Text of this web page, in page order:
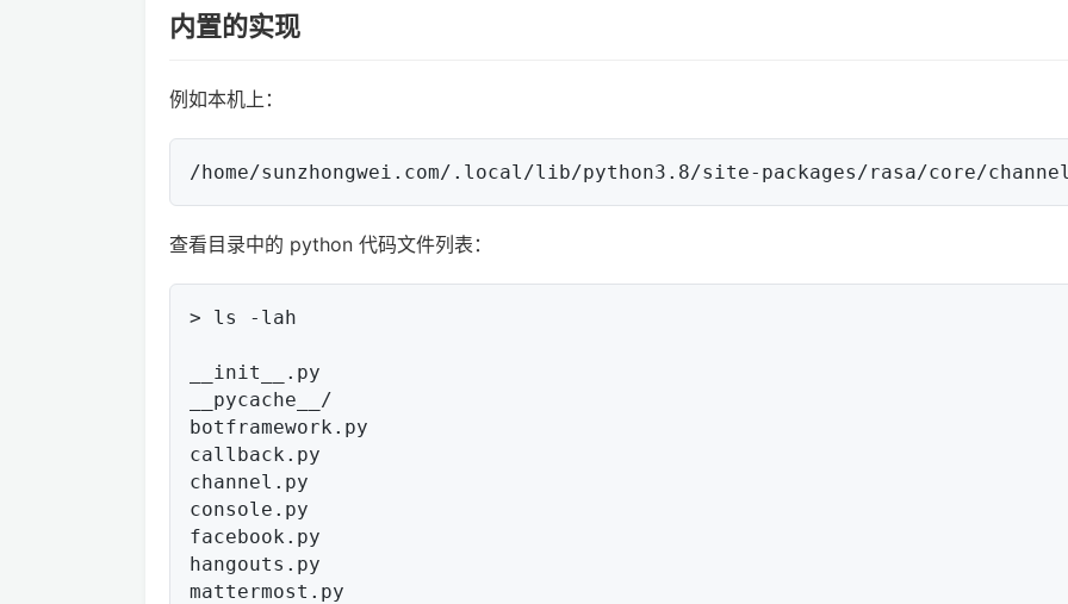
内置的实现
例如本机上：
查看目录中的 python 代码文件列表：
> ls -lah
__init__.py
__pycache__/
botframework.py
callback.py
channel.py
console.py
facebook.py
hangouts.py
mattermost.py